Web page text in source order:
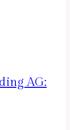
AG: